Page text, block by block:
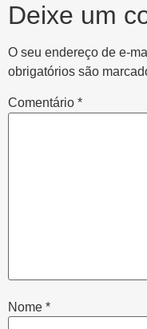
Deixe um
O seu endereço de e-
obrigatórios são
Comentário *
Nome *